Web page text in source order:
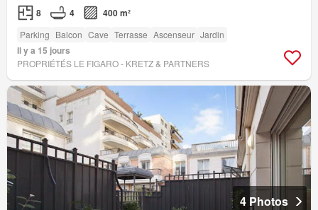
8 4 400 m²
Parking Balcon Cave Terrasse Ascenseur Jardin
Il y a 15 jours
PROPRIÉTÉS LE FIGARO - KRETZ & PARTNERS
4 Photos